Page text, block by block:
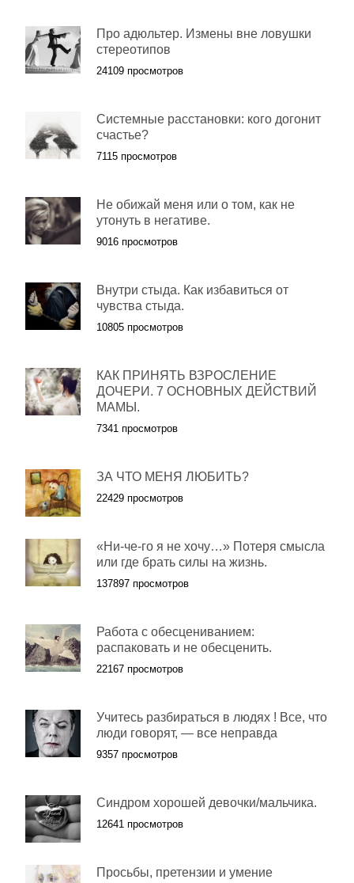
Про адюльтер. Измены вне ловушки
стереотипов
24109 просмотров
Системные расстановки: кого догонит
счастье?
7115 просмотров
Не обижай меня или о том, как не
утонуть в негативе.
9016 просмотров
Внутри стыда. Как избавиться от
чувства стыда.
10805 просмотров
КАК ПРИНЯТЬ ВЗРОСЛЕНИЕ
ДОЧЕРИ. 7 ОСНОВНЫХ ДЕЙСТВИЙ
МАМЫ.
7341 просмотров
ЗА ЧТО МЕНЯ ЛЮБИТЬ?
22429 просмотров
«Ни-че-го я не хочу…» Потеря смысла
или где брать силы на жизнь.
137897 просмотров
Работа с обесцениванием:
распаковать и не обесценить.
22167 просмотров
Учитесь разбираться в людях ! Все, что
люди говорят, — все неправда
9357 просмотров
Синдром хорошей девочки/мальчика.
12641 просмотров
Просьбы, претензии и умение